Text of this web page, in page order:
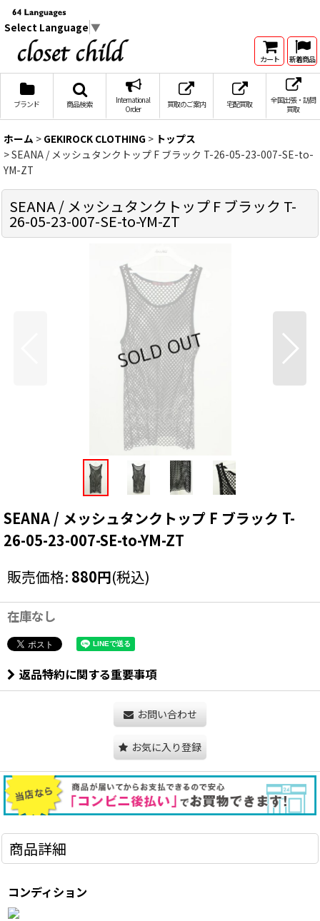
Select Language ▼
カート 新着商品
ブランド 商品検索
International
Order
買取のご案内 宅配買取
全国出張・訪問
買取
ホーム > GEKIROCK CLOTHING > トップス
>SEANA / メッシュタンクトップ F ブラック T-26-05-23-007-SE-to-
YM-ZT
SEANA / メッシュタンクトップ F ブラック T-
26-05-23-007-SE-to-YM-ZT
SEANA / メッシュタンクトップ F ブラック T-
26-05-23-007-SE-to-YM-ZT
販売価格: 880円(税込)
在庫なし
返品特約に関する重要事項
お問い合わせ
お気に入り登録
商品詳細
コンディション